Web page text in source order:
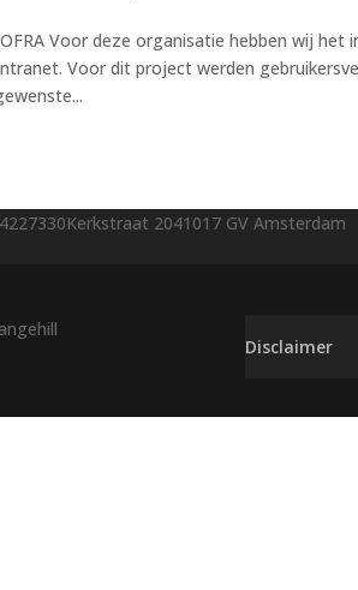
Voor deze organisatie hebben wij het
Voor dit project werden
Kerkstraat 2041017 GV Amsterdam
Disclaimer